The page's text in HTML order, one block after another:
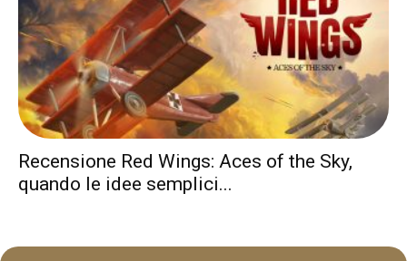
Recensione Red Wings: Aces of the Sky,
quando le idee semplici...